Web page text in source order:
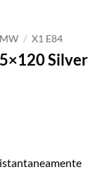
/ X1 E84
Silver